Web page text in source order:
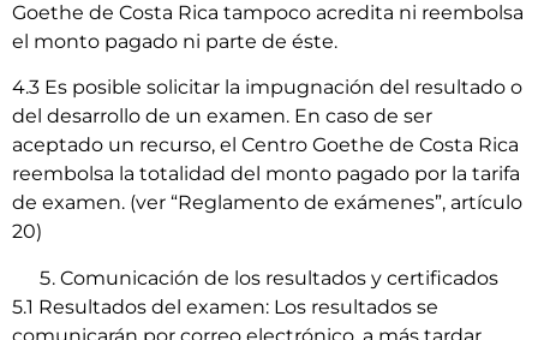
Goethe de Costa Rica tampoco acredita ni reembolsa
el monto pagado ni parte de éste.
4.3 Es posible solicitar la impugnación del resultado o
del desarrollo de un examen. En caso de ser
aceptado un recurso, el Centro Goethe de Costa Rica
reembolsa la totalidad del monto pagado por la tarifa
de examen. (ver “Reglamento de exámenes”, artículo
20)
Comunicación de los resultados y certificados
5.1 Resultados del examen: Los resultados se